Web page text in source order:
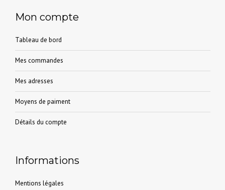
Mon compte
Tableau de bord
Mes commandes
Mes adresses
Moyens de paiment
Détails du compte
Informations
Mentions légales